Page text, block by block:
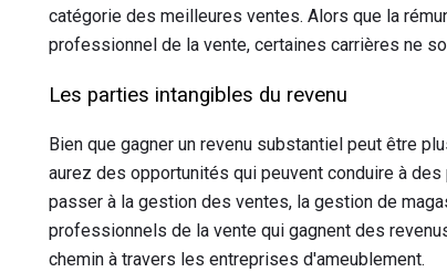
catégorie des meilleures ventes. Alors que la
professionnel de la vente, certaines carrières ne
Les parties intangibles du revenu
Bien que gagner un revenu substantiel peut être
aurez des opportunités qui peuvent conduire à
passer à la gestion des ventes, la gestion de
professionnels de la vente qui gagnent des
chemin à travers les entreprises d'ameublement.